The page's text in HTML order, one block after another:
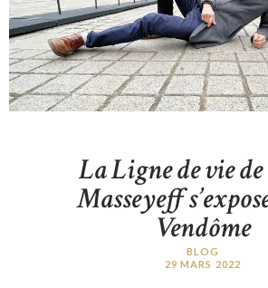
La Ligne de vie
Masseyeff
Vendôme
BLOG
29 MARS 2022